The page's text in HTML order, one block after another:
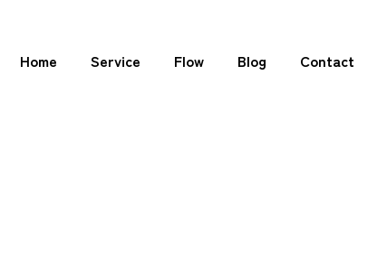
Home Service Flow Blog Contact